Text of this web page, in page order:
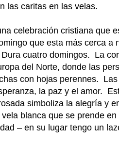
las caritas en las velas.
celebración cristiana que
que esta más cerca a
cuatro domingos. La
del Norte, donde las
con hojas perennes.
la paz y el amor.
simboliza la alegría y
blanca que se prende
– en su lugar tengo un